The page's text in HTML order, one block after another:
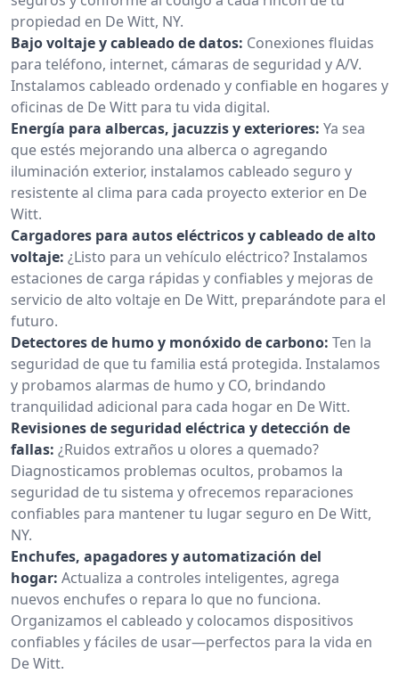
propiedad en De Witt, NY.
Bajo voltaje y cableado de datos: Conexiones fluidas
para teléfono, internet, cámaras de seguridad y A/V.
Instalamos cableado ordenado y confiable en hogares y
oficinas de De Witt para tu vida digital.
Energía para albercas, jacuzzis y exteriores: Ya sea
que estés mejorando una alberca o agregando
iluminación exterior, instalamos cableado seguro y
resistente al clima para cada proyecto exterior en De
Witt.
Cargadores para autos eléctricos y cableado de alto
voltaje: ¿Listo para un vehículo eléctrico? Instalamos
estaciones de carga rápidas y confiables y mejoras de
servicio de alto voltaje en De Witt, preparándote para el
futuro.
Detectores de humo y monóxido de carbono: Ten la
seguridad de que tu familia está protegida. Instalamos
y probamos alarmas de humo y CO, brindando
tranquilidad adicional para cada hogar en De Witt.
Revisiones de seguridad eléctrica y detección de
fallas: ¿Ruidos extraños u olores a quemado?
Diagnosticamos problemas ocultos, probamos la
seguridad de tu sistema y ofrecemos reparaciones
confiables para mantener tu lugar seguro en De Witt,
NY.
Enchufes, apagadores y automatización del
hogar: Actualiza a controles inteligentes, agrega
nuevos enchufes o repara lo que no funciona.
Organizamos el cableado y colocamos dispositivos
confiables y fáciles de usar—perfectos para la vida en
De Witt.